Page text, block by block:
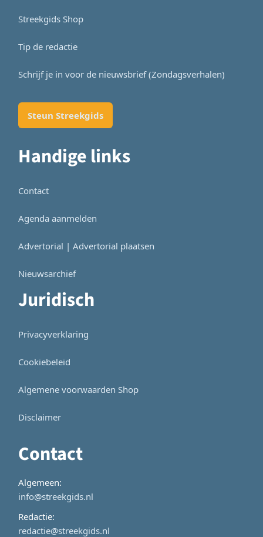
Streekgids Shop
Tip de redactie
Schrijf je in voor de nieuwsbrief (Zondagsverhalen)
Steun Streekgids
Handige links
Contact
Agenda aanmelden
Advertorial | Advertorial plaatsen
Nieuwsarchief
Juridisch
Privacyverklaring
Cookiebeleid
Algemene voorwaarden Shop
Disclaimer
Contact
Algemeen:
info@streekgids.nl
Redactie:
redactie@streekgids.nl